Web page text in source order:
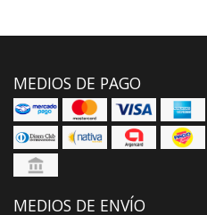
MEDIOS DE PAGO
MEDIOS DE ENVÍO